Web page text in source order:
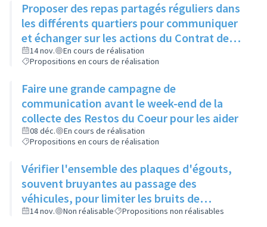
Proposer des repas partagés réguliers dans
les différents quartiers pour communiquer
et échanger sur les actions du Contrat de
Ville
14 nov.
En cours de réalisation
Propositions en cours de réalisation
Faire une grande campagne de
communication avant le week-end de la
collecte des Restos du Coeur pour les aider
08 déc.
En cours de réalisation
Propositions en cours de réalisation
Vérifier l'ensemble des plaques d'égouts,
souvent bruyantes au passage des
véhicules, pour limiter les bruits de
circulation
14 nov. Non réalisable Propositions non réalisables